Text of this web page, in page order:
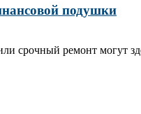
подушки
срочный ремонт могут